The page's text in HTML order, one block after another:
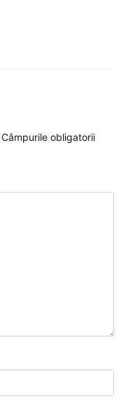
Câmpurile obligatorii